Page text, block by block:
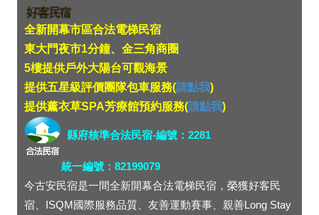
全新開幕市區合法電梯民宿
東大門夜市1分鐘、金三角商圈
5樓提供戶外大陽台可觀海景
提供五星級評價團隊包車服務(請點我)
提供薰衣草SPA芳療館預約服務(請點我)
縣府核準合法民宿-編號：2281
統一編號：82199079
今古安民宿是一間全新開幕合法電梯民宿，榮獲好客民
宿、ISQM國際服務品質、友善運動賽事、親善Long Stay